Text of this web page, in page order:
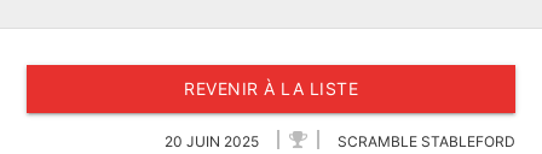
REVENIR À LA LISTE
20 JUIN 2025 SCRAMBLE STABLEFORD